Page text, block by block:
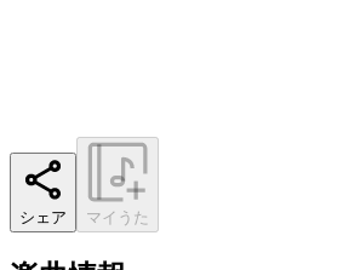
シェア マイうた